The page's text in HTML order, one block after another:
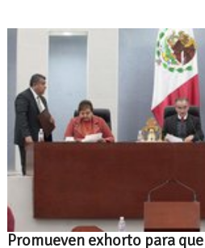
Promueven exhorto para